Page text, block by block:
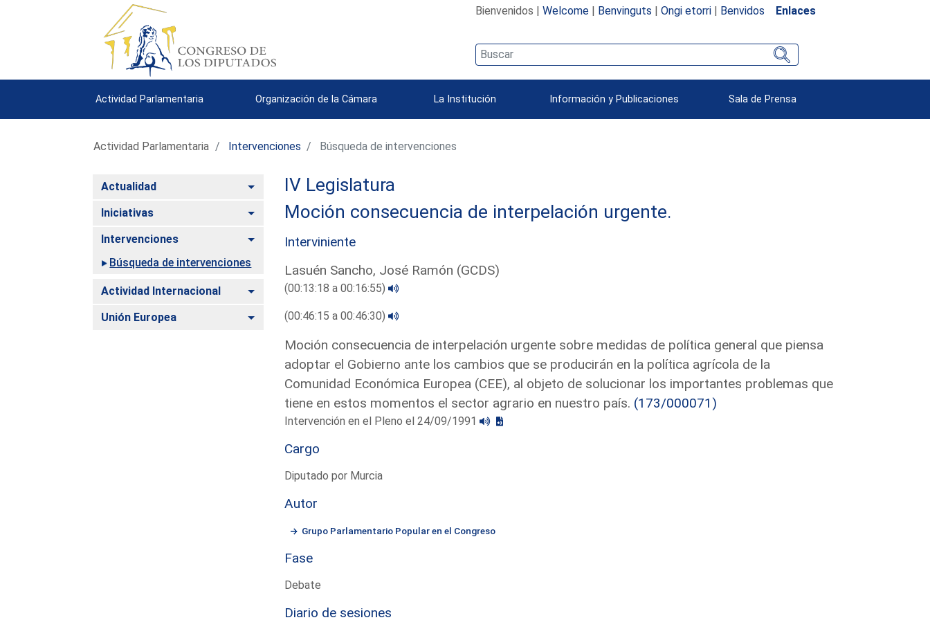
Bienvenidos | Welcome| Benvinguts | Ongi etorri| Benvidos Enlaces
Actividad Parlamentaria Organización de la Cámara La Institución Información y Publicaciones Sala de Prensa
Actividad Parlamentaria Intervenciones Búsqueda de intervenciones
Actualidad Alternar
Iniciativas Alternar
Intervenciones
Alternar
Búsqueda de intervenciones
Actividad Internacional Alternar
Unión Europea Alternar
IV Legislatura
Moción consecuencia de interpelación urgente.
Interviniente
Lasuén Sancho, José Ramón (GCDS)
(00:13:18 a 00:16:55)
(00:46:15 a 00:46:30)
Moción consecuencia de interpelación urgente sobre medidas de política general que piensa
adoptar el Gobierno ante los cambios que se producirán en la política agrícola de la
Comunidad Económica Europea (CEE), al objeto de solucionar los importantes problemas que
tiene en estos momentos el sector agrario en nuestro país. (173/000071)
Intervención en el Pleno el 24/09/1991
Cargo
Diputado por Murcia
Autor
Grupo Parlamentario Popular en el Congreso
Fase
Debate
Diario de sesiones